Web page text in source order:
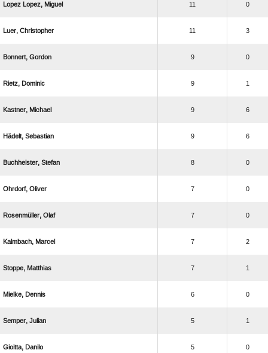
   11 0
  11 3
  9 0
  9 1
  9 6
  9 6
  8 0
  7 0
  7 0
  7 2
  7 1
  6 0
  5 1
  5 0